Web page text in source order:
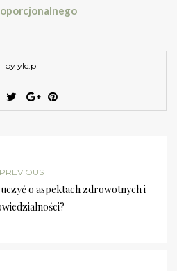
by ylc.pl
PREVIOUS
o aspektach zdrowotnych i